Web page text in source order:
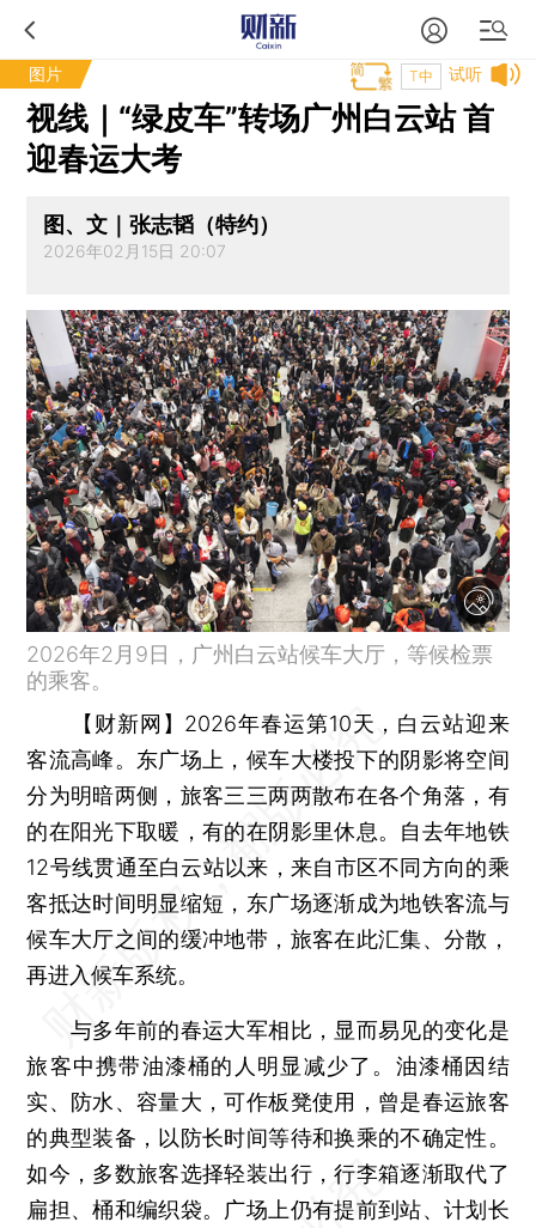
图片 试听
T中
视线｜“绿皮车”转场广州白云站 首
迎春运大考
图、文｜张志韬（特约）
2026年02月15日 20:07
2026年2月9日，广州白云站候车大厅，等候检票
的乘客。
【财新网】 2026年春运第10天，白云站迎来
客流高峰。东广场上，候车大楼投下的阴影将空间
分为明暗两侧，旅客三三两两散布在各个角落，有
的在阳光下取暖，有的在阴影里休息。自去年地铁
12号线贯通至白云站以来，来自市区不同方向的乘
客抵达时间明显缩短，东广场逐渐成为地铁客流与
候车大厅之间的缓冲地带，旅客在此汇集、分散，
再进入候车系统。
与多年前的春运大军相比，显而易见的变化是
旅客中携带油漆桶的人明显减少了。油漆桶因结
实、防水、容量大，可作板凳使用，曾是春运旅客
的典型装备，以防长时间等待和换乘的不确定性。
如今，多数旅客选择轻装出行，行李箱逐渐取代了
扁担、桶和编织袋。广场上仍有提前到站、计划长